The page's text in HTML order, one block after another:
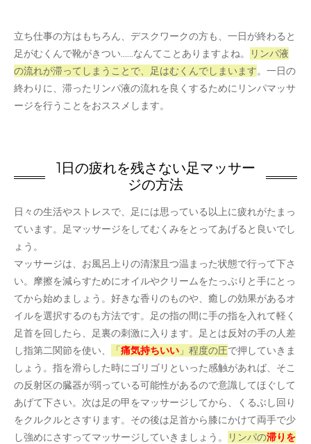
立ち仕事の方はもちろん、デスクワークの方も、一日が終わると
足がむくんで靴がきつい……なんてことありますよね。
リンパ液
の流れが滞ってしまうことで、足はむくんでしまいます。一日の
終わりに、滞ったリンパ液の流れを良くするためにリンパマッサ
ージを行うことをおススメします。
1日の疲れを残さない足マッサー
ジの方法
日々の生活やストレスで、足には思っている以上に疲れがたまっ
ています。足マッサージをしてむくみをとってあげると良いでし
ょう。
マッサージは、お風呂上りの清潔且つ温まった状態で行って下さ
い。摩擦を減らすためにオイルやクリームをたっぷりと手にとっ
てから始めましょう。好きな香りのものや、癒しの効果があるオ
イルを選択するのも方法です。足の指の間に手の指を入れて軽く
足首を回したら、足裏の刺激に入ります。足とは反対の手の人差
し指第二関節を使い、
「痛気持ちいい 」程度の圧で押していきま
しょう。指を滑らした時にゴリゴリといった感触があれば、そこ
の反射区の臓器が弱っている可能性があるので意識してほぐして
あげて下さい。次は足の甲をマッサージしてから、くるぶし回り
をクルクルとさすります。その後は足首から膝にかけて両手で少
し強めにさすってマッサージしていきましょう。
リンパの滞りを